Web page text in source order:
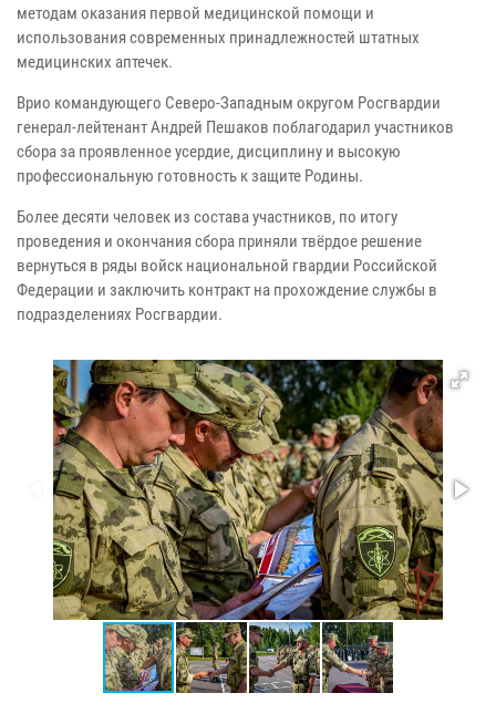
методам оказания первой медицинской помощи и
использования современных принадлежностей штатных
медицинских аптечек.
Врио командующего Северо-Западным округом Росгвардии
генерал-лейтенант Андрей Пешаков поблагодарил участников
сбора за проявленное усердие, дисциплину и высокую
профессиональную готовность к защите Родины.
Более десяти человек из состава участников, по итогу
проведения и окончания сбора приняли твёрдое решение
вернуться в ряды войск национальной гвардии Российской
Федерации и заключить контракт на прохождение службы в
подразделениях Росгвардии.